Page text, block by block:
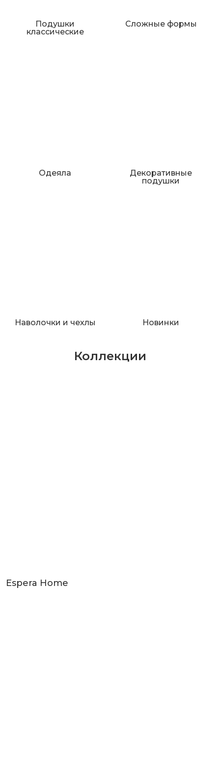
Подушки
классические
Сложные формы
Одеяла
Декоративные
подушки
Наволочки и чехлы Новинки
Коллекции
Espera Home